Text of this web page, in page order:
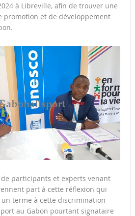
à Libreville, afin de trouver une
promotion et de développement
de participants et experts venant
part à cette réflexion qui
terme à cette discrimination
au Gabon pourtant signataire